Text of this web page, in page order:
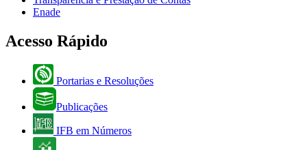
Enade
Acesso Rápido
Portarias e Resoluções
Publicações
IFB em Números